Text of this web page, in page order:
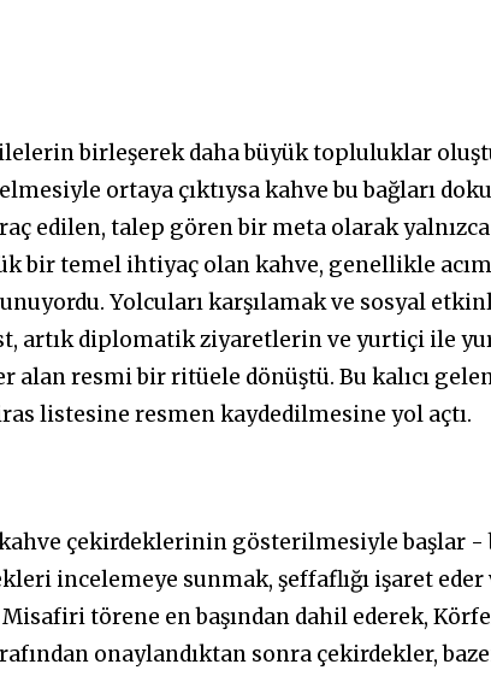
birleşerek daha büyük topluluklar
ortaya çıktıysa kahve bu bağları
edilen, talep gören bir meta olarak
bir temel ihtiyaç olan kahve, genellikle
Yolcuları karşılamak ve sosyal
artık diplomatik ziyaretlerin ve yurtiçi ile
resmi bir ritüele dönüştü. Bu kalıcı
listesine resmen kaydedilmesine yol açtı.
çekirdeklerinin gösterilmesiyle başlar -
incelemeye sunmak, şeffaflığı işaret
törene en başından dahil ederek,
onaylandıktan sonra çekirdekler,